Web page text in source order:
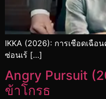
IKKA (2026): การเชือดเฉื
ซ่อนเร้ […]
Angry Pursuit
ข้าโกรธ